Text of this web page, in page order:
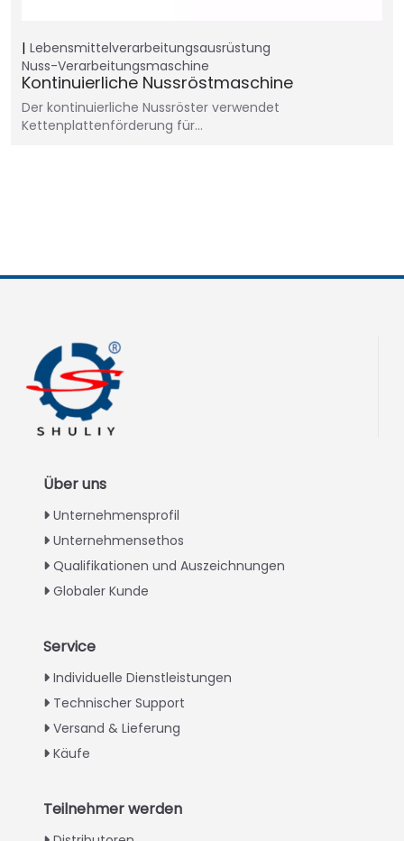
Lebensmittelverarbeitungsausrüstung
Nuss-Verarbeitungsmaschine
Kontinuierliche Nussröstmaschine
Der kontinuierliche Nussröster verwendet
Kettenplattenförderung für…
Über uns
Unternehmensprofil
Unternehmensethos
Qualifikationen und Auszeichnungen
Globaler Kunde
Service
Individuelle Dienstleistungen
Technischer Support
Versand & Lieferung
Käufe
Teilnehmer werden
Urdu
Greek
Italian